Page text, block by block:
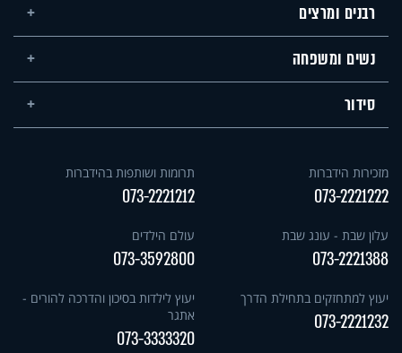
רבנים ומרצים
נשים ומשפחה
סידור
מזכירות הידברות
073-2221222
תרומות ושותפות בהידברות
073-2221212
עלון שבת - עונג שבת
073-2221388
עולם הילדים
073-3592800
יעוץ למתחזקים בתחילת הדרך
073-2221232
יעוץ לילדות בסיכון והדרכה להורים -
אתגר
073-3333320